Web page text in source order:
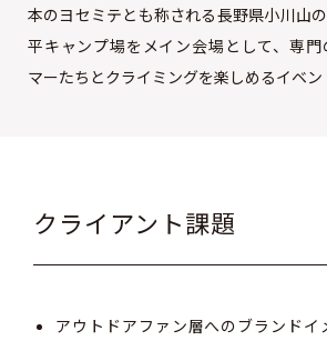
本のヨセミテとも称される長野県小川山
平キャンプ場をメイン会場として、専
マーたちとクライミングを楽しめるイベ
クライアント課題
アウトドアファン層へのブランドイ